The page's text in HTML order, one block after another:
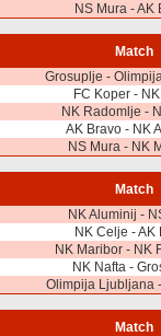
NS Mura - AK
Match
Grosuplje -
FC Koper -
NK Radomlje -
AK Bravo - NK
NS Mura - NK
Match
NK Aluminij -
NK Celje - AK
NK Maribor - NK
NK Nafta -
Olimpija Ljubljana
Match